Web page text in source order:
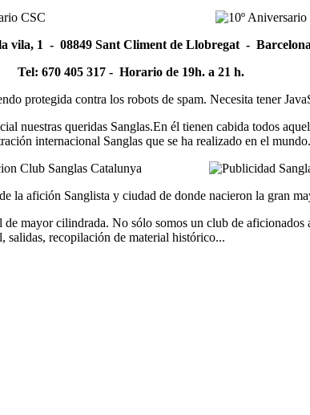
vila, 1 - 08849 Sant Climent de Llobregat -
Tel: 670 405 317 - Horario de 19h. a 21 h.
protegida contra los robots de spam. Necesita tener
nuestras queridas Sanglas.En él tienen cabida todos
internacional Sanglas que se ha realizado en el mundo.
afición Sanglista y ciudad de donde nacieron la gran
mayor cilindrada. No sólo somos un club de
salidas, recopilación de material histórico...